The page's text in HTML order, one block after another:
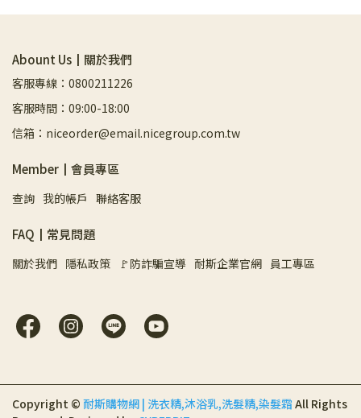
Abount Us┃關於我們
客服專線：0800211226
客服時間：09:00-18:00
信箱：niceorder@email.nicegroup.com.tw
Member┃會員專區
查詢 我的帳戶 聯絡客服
FAQ┃常見問題
關於我們 隱私政策 🚩防詐騙宣導 耐斯企業官網 員工專區
Copyright © 耐斯購物網 | 洗衣精,沐浴乳,洗髮精,染髮霜 All Rights